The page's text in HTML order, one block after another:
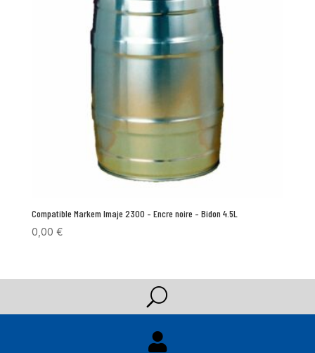
Compatible Markem Imaje 2300 – Encre noire – Bidon 4.5L
0,00 €
U
